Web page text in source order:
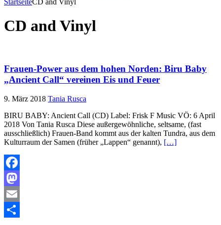
CD and Vinyl
Frauen-Power aus dem hohen Norden: Biru Baby
„Ancient Call“ vereinen Eis und Feuer
9. März 2018 Tania Rusca
BIRU BABY: Ancient Call (CD) Label: Frisk F Music VÖ: 6 April
2018 Von Tania Rusca Diese außergewöhnliche, seltsame, (fast
ausschließlich) Frauen-Band kommt aus der kalten Tundra, aus dem
Kulturraum der Samen (früher „Lappen“ genannt), […]
Facebook
Mastodon
Email